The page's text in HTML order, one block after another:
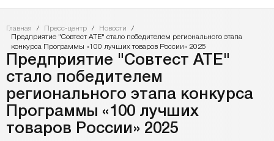
Главная / Пресс-центр / Новости
/
Предприятие "Совтест АТЕ" стало победителем регионального этапа
конкурса Программы «100 лучших товаров России» 2025
Предприятие "Совтест АТЕ"
стало победителем
регионального этапа конкурса
Программы «100 лучших
товаров России» 2025